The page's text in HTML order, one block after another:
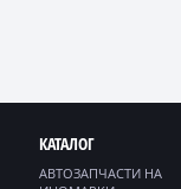
КАТАЛОГ
АВТОЗАПЧАСТИ НА